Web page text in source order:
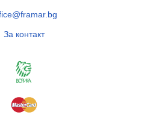
За контакт